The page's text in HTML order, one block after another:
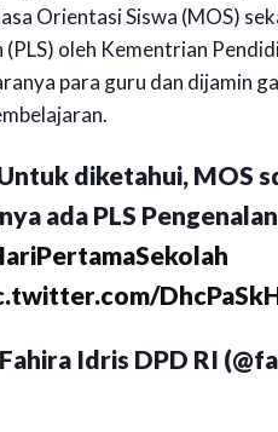
Orientasi Siswa (MOS)
(PLS) oleh Kementrian
para guru dan dijamin
diketahui, MOS
ada PLS
Idris DPD RI